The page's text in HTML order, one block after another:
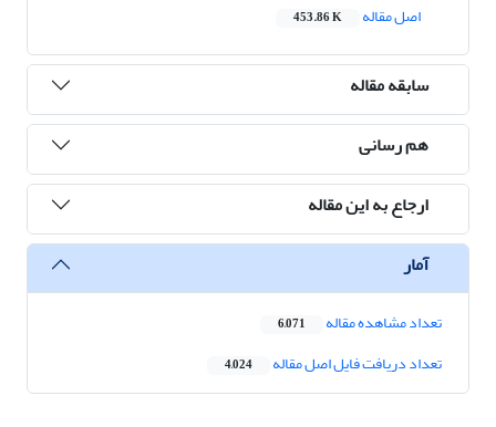
اصل مقاله
453.86 K
سابقه مقاله
هم رسانی
ارجاع به این مقاله
آمار
تعداد مشاهده مقاله 6,071
تعداد دریافت فایل اصل مقاله 4,024